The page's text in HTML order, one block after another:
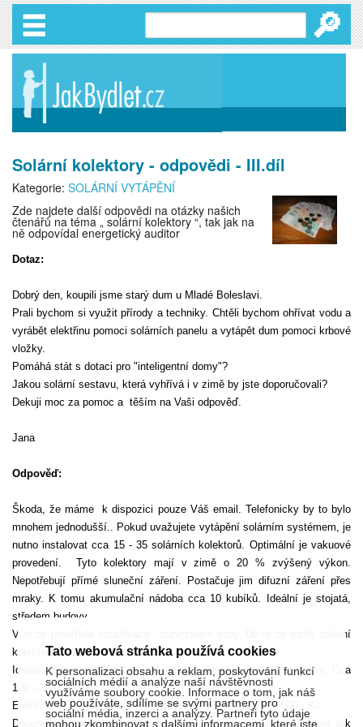
🔎
Solární kolektory - odpovědi - III.díl
Kategorie: SOLÁRNÍ VYTÁPĚNÍ
Zde najdete další odpovědi na otázky našich
čtenářů na téma „ solární kolektory “, tak jak na
ně odpovídal energetický auditor
Dotaz:
Dobrý den, koupili jsme starý dum u Mladé Boleslavi.
Prali bychom si využit přírody a techniky. Chtěli bychom ohřívat vodu a
vyrábět elektřinu pomoci solárních panelu a vytápět dum pomoci krbové
vložky.
Pomáhá stát s dotaci pro "inteligentní domy"?
Jakou solární sestavu, která vyhřívá i v zimě by jste doporučovali?
Dekuji moc za pomoc a těším na Vaši odpověď.
Jana
Odpověď:
Škoda, že máme
k dispozici pouze Váš email. Telefonicky by to bylo
mnohem jednodušší.. Pokud uvažujete vytápění solárním systémem, je
nutno instalovat cca 15 - 35 solárních kolektorů. Optimální je vakuové
provedení.
Tyto kolektory mají v zimě o 20 % zvýšený výkon.
Nepotřebují přímé sluneční záření. Postačuje jim difuzní záření přes
mraky. K tomu akumulační nádoba cca 10 kubíků. Ideální je stojatá,
středem budovy.
V ní by probíhala stratifikace - rozvrstvení vody. Do ní by topily solární
kolektory i krb.Cca 500 - 750 000,- Kč.
Ideální otopný systém je nízkoteplotní. Tedy podlahové vytápění. Cca
100 - 200 000,- Kč.
Elektřinu může zajišťovat fotovaltaická stanice. Cca 800 000,- Kč.
Doporučuji doplnit kořenovou čističkou a vlastní studnou. Vznikne tak
Tato webová stránka používá cookies
K personalizaci obsahu a reklam, poskytování funkcí
sociálních médií a analýze naší návštěvnosti
využíváme soubory cookie. Informace o tom, jak náš
web používáte, sdílíme se svými partnery pro
sociální média, inzerci a analýzy. Partneři tyto údaje
mohou zkombinovat s dalšími informacemi, které jste